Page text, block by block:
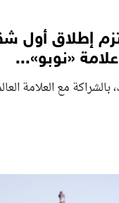
إطلاق أول
«نوبو»...
مع العلامة